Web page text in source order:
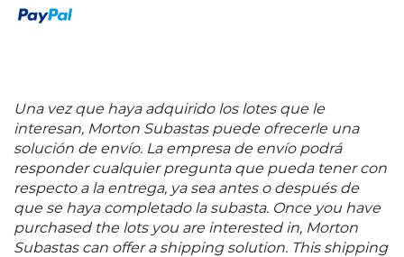
Una vez que haya adquirido los lotes que le
interesan, Morton Subastas puede ofrecerle una
solución de envío. La empresa de envío podrá
responder cualquier pregunta que pueda tener con
respecto a la entrega, ya sea antes o después de
que se haya completado la subasta. Once you have
purchased the lots you are interested in, Morton
Subastas can offer a shipping solution. This shipping